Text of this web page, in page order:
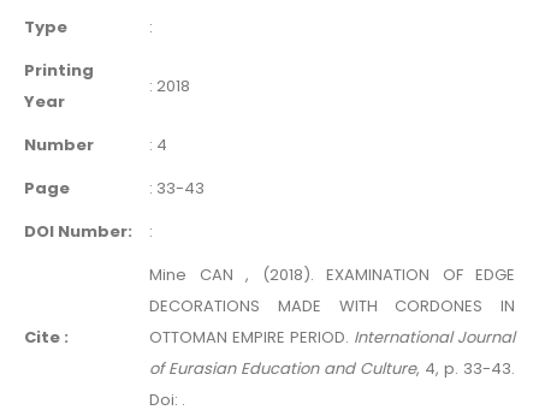
Type
:
Printing
Year
: 2018
Number : 4
Page
: 33-43
DOI Number:
:
Cite :
Mine CAN , (2018). EXAMINATION OF EDGE
DECORATIONS MADE WITH CORDONES IN
OTTOMAN EMPIRE PERIOD. International Journal
of Eurasian Education and Culture, 4, p. 33-43.
Doi: .